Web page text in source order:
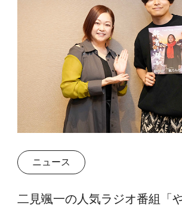
ニュース
二見颯一の人気ラジオ番組「